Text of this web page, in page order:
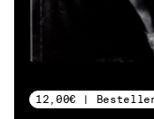
12,00€ |